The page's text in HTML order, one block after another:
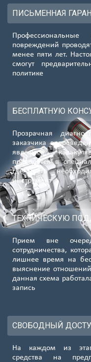
ПИСЬМЕННАЯ
повреждений
менее пяти лет.
смогут
политике
БЕСПЛАТНУЮ
Прозрачная
заказчика в
являются
проводятся в
где есть
инструмент
ТЕХНИЧЕСКУЮ
Прием вне
сотрудничества,
лишнее время на
выяснение
данная схема
запись
СВОБОДНЫЙ
На каждом из
средства на